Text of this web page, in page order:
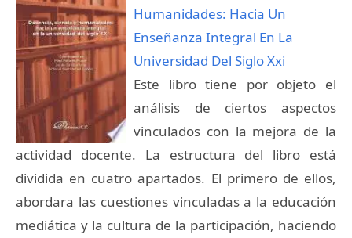
Humanidades: Hacia Un
Enseñanza Integral En La
Universidad Del Siglo Xxi
Este libro tiene por objeto el
análisis de ciertos aspectos
vinculados con la mejora de la
actividad docente. La estructura del libro está
dividida en cuatro apartados. El primero de ellos,
abordara las cuestiones vinculadas a la educación
mediática y la cultura de la participación, haciendo